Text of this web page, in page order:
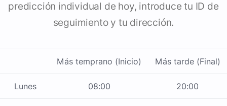
predicción individual de hoy, introduce tu ID de
seguimiento y tu dirección.
Más temprano (Inicio) Más tarde (Final)
Lunes 08:00 20:00